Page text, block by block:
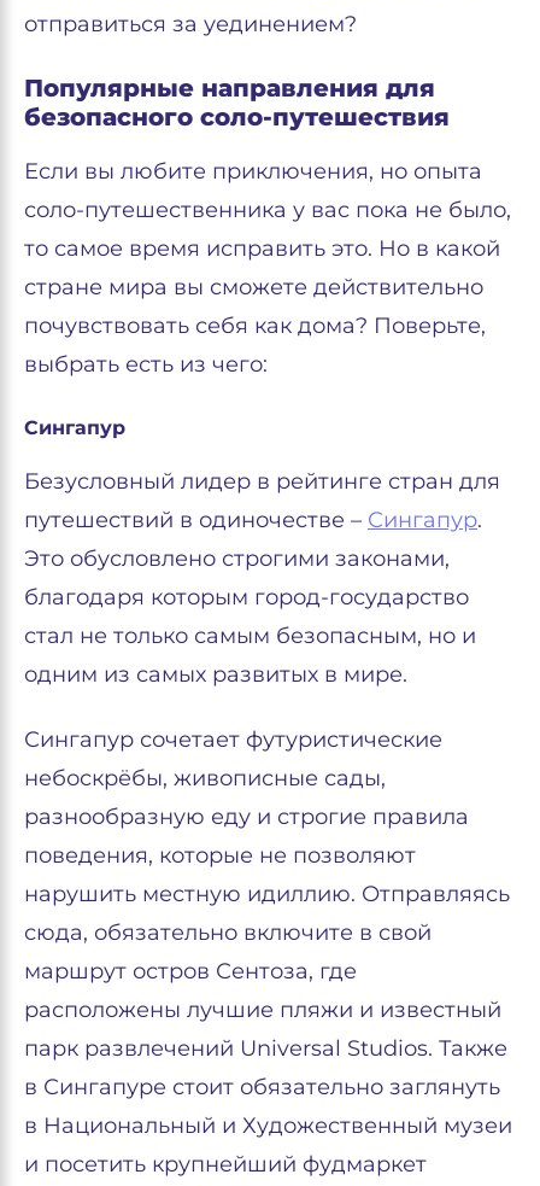
отправиться за уединением?
Популярные направления для
безопасного соло-путешествия
Если вы любите приключения, но опыта
соло-путешественника у вас пока не было,
то самое время исправить это. Но в какой
стране мира вы сможете действительно
почувствовать себя как дома? Поверьте,
выбрать есть из чего:
Сингапур
Безусловный лидер в рейтинге стран для
путешествий в одиночестве – Сингапур.
Это обусловлено строгими законами,
благодаря которым город-государство
стал не только самым безопасным, но и
одним из самых развитых в мире.
Сингапур сочетает футуристические
небоскрёбы, живописные сады,
разнообразную еду и строгие правила
поведения, которые не позволяют
нарушить местную идиллию. Отправляясь
сюда, обязательно включите в свой
маршрут остров Сентоза, где
расположены лучшие пляжи и известный
парк развлечений Universal Studios. Также
в Сингапуре стоит обязательно заглянуть
в Национальный и Художественный музеи
и посетить крупнейший фудмаркет